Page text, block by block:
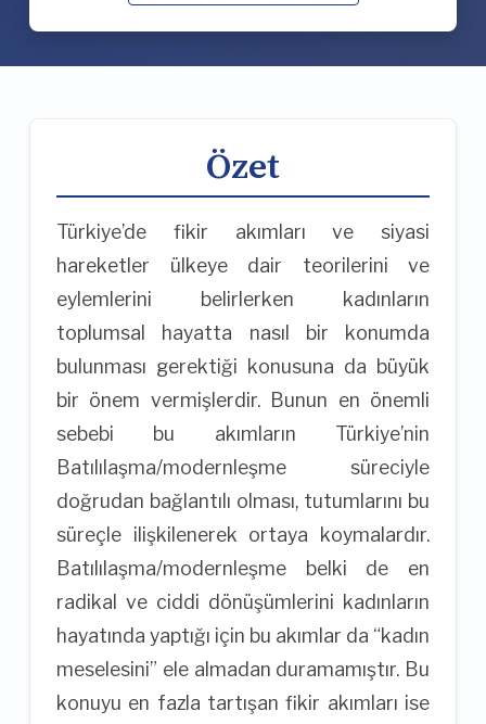
Özet
Türkiye’de fikir akımları ve siyasi
hareketler ülkeye dair teorilerini ve
eylemlerini belirlerken kadınların
toplumsal hayatta nasıl bir konumda
bulunması gerektiği konusuna da büyük
bir önem vermişlerdir. Bunun en önemli
sebebi bu akımların Türkiye’nin
Batılılaşma/modernleşme süreciyle
doğrudan bağlantılı olması, tutumlarını bu
süreçle ilişkilenerek ortaya koymalardır.
Batılılaşma/modernleşme belki de en
radikal ve ciddi dönüşümlerini kadınların
hayatında yaptığı için bu akımlar da “kadın
meselesini” ele almadan duramamıştır. Bu
konuyu en fazla tartışan fikir akımları ise